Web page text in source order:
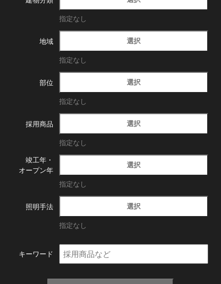
指定なし
地域 選択
指定なし
部位 選択
指定なし
採用商品 選択
指定なし
竣工年・
オープン年
選択
指定なし
照明手法 選択
指定なし
キーワード